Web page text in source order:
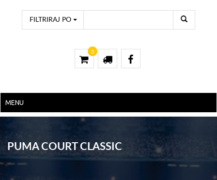
FILTRIRAJ PO
0
MENU
PUMA COURT CLASSIC